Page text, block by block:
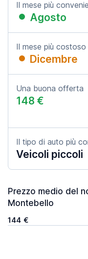
Il mese più
Agosto
Il mese più costoso
Dicembre
Una buona offerta
148 €
Il tipo di auto più
Veicoli piccoli
Prezzo medio del
Montebello
144 €